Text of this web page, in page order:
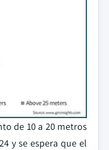
de 10 a 20 metros
y se espera que el